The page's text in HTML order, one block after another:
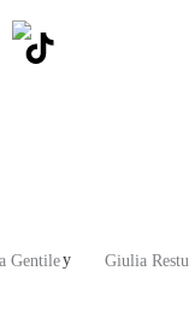
Giulia
y
Gentile